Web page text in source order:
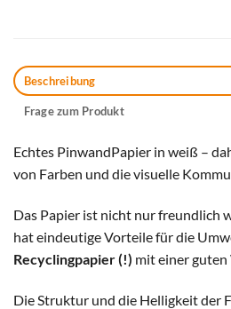
Beschreibung
Frage zum Produkt
Echtes PinwandPapier in weiß –
von Farben und die visuelle
Das Papier ist nicht nur freundlich
hat eindeutige Vorteile für die
Recyclingpapier (!) mit einer guten
Die Struktur und die Helligkeit der